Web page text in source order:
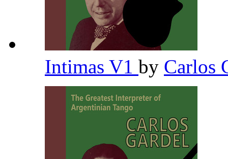
Intimas V1 by Carlos